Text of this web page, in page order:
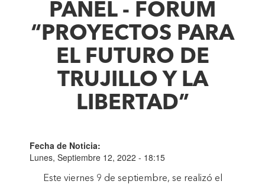
PANEL - FORUM
“PROYECTOS PARA
EL FUTURO DE
TRUJILLO Y LA
LIBERTAD”
Fecha de Noticia:
Lunes, Septiembre 12, 2022 - 18:15
Este viernes 9 de septiembre, se realizó el